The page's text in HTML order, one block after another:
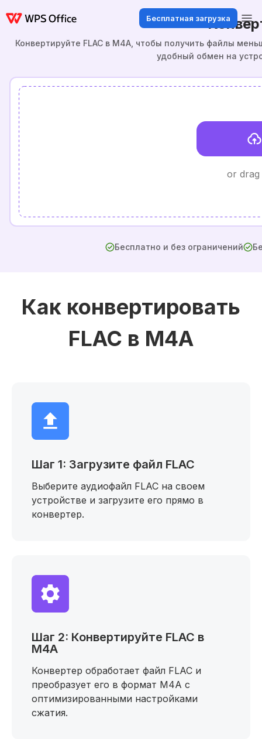
Бесплатная загрузка
Конвертируйте FLAC в M4A, чтобы получить файлы
удобный обмен на
or drag
Бесплатно и без ограничений
Как конвертировать
FLAC в M4A
Шаг 1: Загрузите файл FLAC
Выберите аудиофайл FLAC на своем
устройстве и загрузите его прямо в
конвертер.
Шаг 2: Конвертируйте FLAC в
M4A
Конвертер обработает файл FLAC и
преобразует его в формат M4A с
оптимизированными настройками
сжатия.